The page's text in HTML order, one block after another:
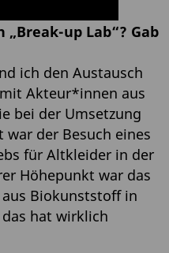
Höhepunkt im
up Lab“? Gab
ich den Austausch
Akteur*innen aus
bei der Umsetzung
der Besuch eines
für Altkleider in der
Höhepunkt war das
Biokunststoff in
hat wirklich